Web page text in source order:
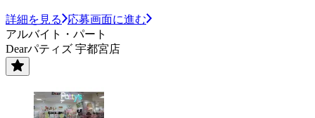
詳細を見る
応募画面に進む
アルバイト・パート
Dearパティズ 宇都宮店